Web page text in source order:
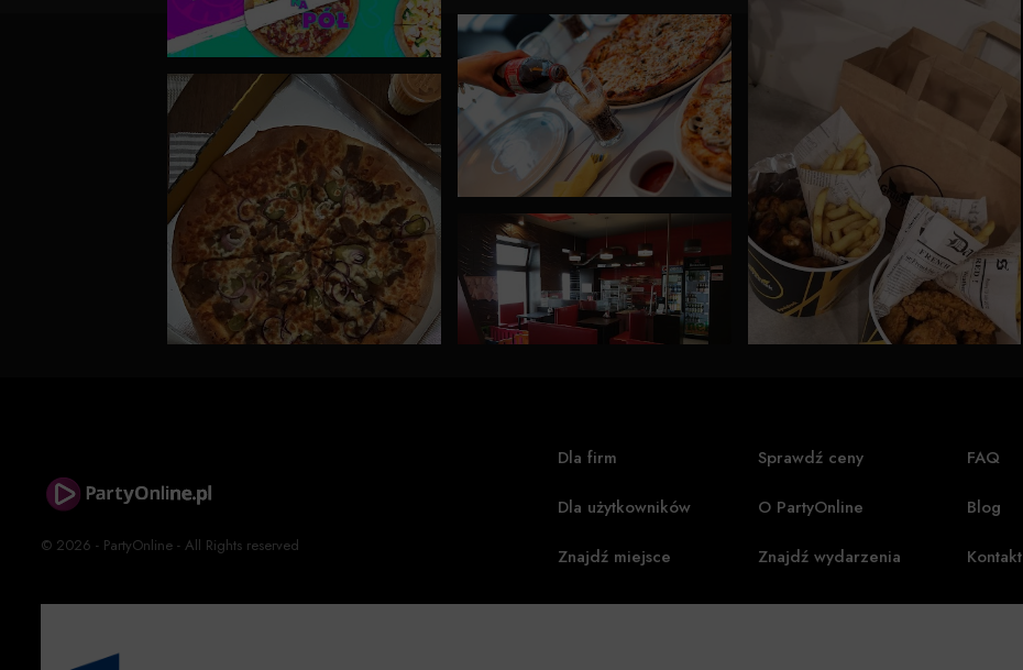
© 2026 - PartyOnline - All Rights reserved
Dla firm
Dla użytkowników
Znajdź miejsce
Sprawdź ceny
O PartyOnline
Znajdź wydarzenia
FAQ
Blog
Kontakt